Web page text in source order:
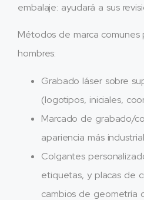
embalaje: ayudará a sus
Métodos de marca
hombres:
Grabado láser sobre
(logotipos, iniciales,
Marcado de grabado/
apariencia más
Colgantes
etiquetas, y placas de
cambios de geometría